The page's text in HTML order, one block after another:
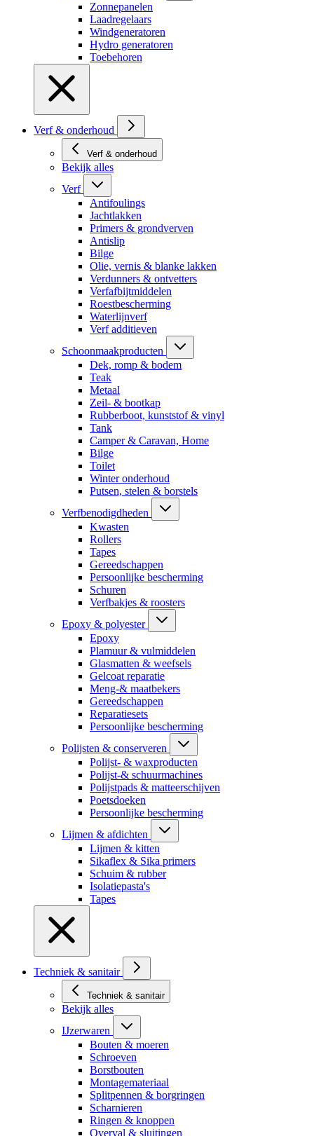
Zonnepanelen
Laadregelaars
Windgeneratoren
Hydro generatoren
Toebehoren
Verf & onderhoud
Verf & onderhoud
Bekijk alles
Verf
Antifoulings
Jachtlakken
Primers & grondverven
Antislip
Bilge
Olie, vernis & blanke lakken
Verdunners & ontvetters
Verfafbijtmiddelen
Roestbescherming
Waterlijnverf
Verf additieven
Schoonmaakproducten
Dek, romp & bodem
Teak
Metaal
Zeil- & bootkap
Rubberboot, kunststof & vinyl
Tank
Camper & Caravan, Home
Bilge
Toilet
Winter onderhoud
Putsen, stelen & borstels
Verfbenodigdheden
Kwasten
Rollers
Tapes
Gereedschappen
Persoonlijke bescherming
Schuren
Verfbakjes & roosters
Epoxy & polyester
Epoxy
Plamuur & vulmiddelen
Glasmatten & weefsels
Gelcoat reparatie
Meng-& maatbekers
Gereedschappen
Reparatiesets
Persoonlijke bescherming
Polijsten & conserveren
Polijst- & waxproducten
Polijst-& schuurmachines
Polijstpads & matteerschijven
Poetsdoeken
Persoonlijke bescherming
Lijmen & afdichten
Lijmen & kitten
Sikaflex & Sika primers
Schuim & rubber
Isolatiepasta's
Tapes
Techniek & sanitair
Techniek & sanitair
Bekijk alles
IJzerwaren
Bouten & moeren
Schroeven
Borstbouten
Montagemateriaal
Splitpennen & borgringen
Scharnieren
Ringen & knoppen
Overval & sluitingen